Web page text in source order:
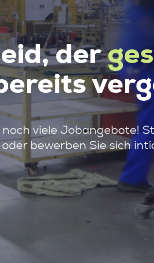
der
viele Jobangebote!
oder bewerben Sie sich